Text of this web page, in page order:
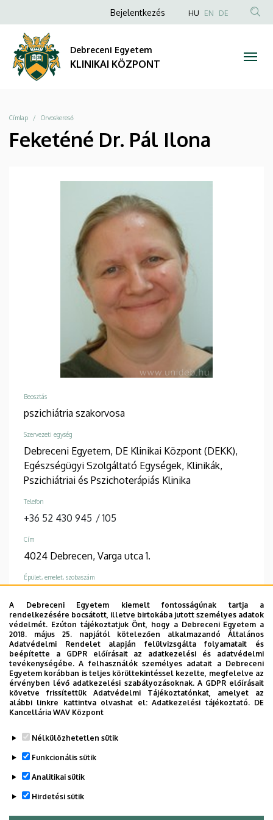
A Debreceni Egyetem kiemelt fontosságúnak tartja a
rendelkezésére bocsátott, illetve birtokába jutott személyes adatok
védelmét. Ezúton tájékoztatjuk Önt, hogy a Debreceni Egyetem a
2018. május 25. napjától kötelezően alkalmazandó Általános
Adatvédelmi Rendelet alapján felülvizsgálta folyamatait és
beépítette a GDPR előírásait az adatkezelési és adatvédelmi
tevékenységébe. A felhasználók személyes adatait a Debreceni
Egyetem korábban is teljes körültekintéssel kezelte, megfelelve az
érvényben lévő adatkezelési szabályozásoknak. A GDPR előírásait
követve frissítettük Adatvédelmi Tájékoztatónkat, amelyet az
alábbi linkre kattintva olvashat el:Adatkezelési tájékoztató. DE
Kancellária WAV Központ
Nélkülözhetetlen sütik
Funkcionális sütik
Analitikai sütik
Hirdetési sütik
KLINIKAI
KÖZPONT
a
tartalomra
Anonim
fiók
menüje
Bejelentkezés HU EN DE
Debreceni Egyetem
KLINIKAI KÖZPONT
Morzsa
Címlap Orvoskereső
Feketéné Dr. Pál Ilona
Beosztás
pszichiátria szakorvosa
Szervezeti egység
Debreceni Egyetem, DE Klinikai Központ (DEKK),
Egészségügyi Szolgáltató Egységek, Klinikák,
Pszichiátriai és Pszichoterápiás Klinika
Telefon
+36 52 430 945 / 105
Cím
4024 Debrecen, Varga utca 1.
Épület, emelet, szobaszám
1., 1. emelet, 107
Információk
Végzettség
általános orvos
Szakvizsga